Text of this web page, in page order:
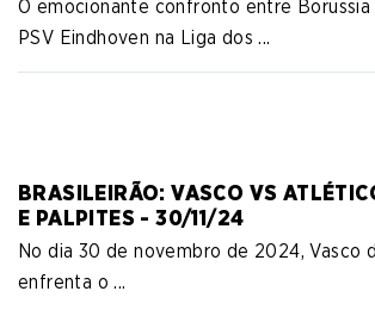
O emocionante confronto entre Borussia
PSV Eindhoven na Liga dos ...
BRASILEIRÃO: VASCO VS
E PALPITES - 30/11/24
No dia 30 de novembro de 2024, Vasco
enfrenta o ...